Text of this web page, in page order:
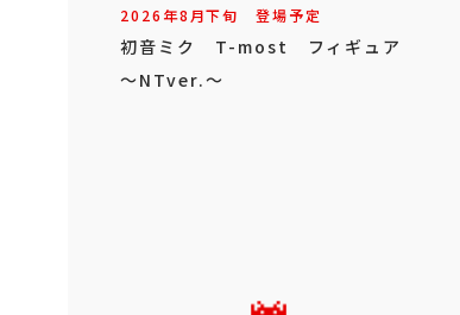
2026年8月下旬 登場予定
初音ミク T-most フィギュア
～NTver.～